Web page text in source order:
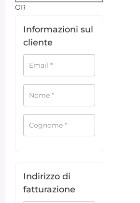
Payment
validation
field
OR
Informazioni sul
cliente
Email *
Nome *
Cognome *
Indirizzo di
fatturazione